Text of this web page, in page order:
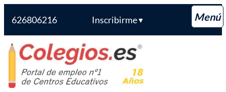
626806216 Inscribirme▼
Saltar
contenido